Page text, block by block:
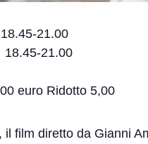
21.00
21.00
euro Ridotto 5,00
, il film diretto da Gianni